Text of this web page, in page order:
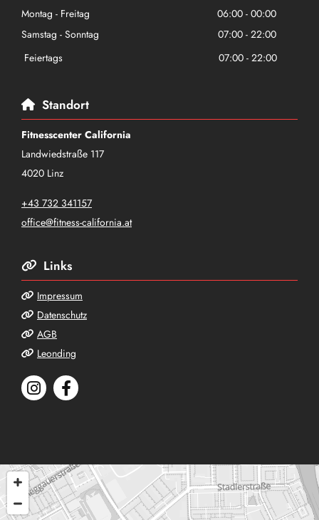
Montag - Freitag
06:00 - 00:00
Samstag - Sonntag
07:00 - 22:00
Feiertags
07:00 - 22:00
 Standort
Fitnesscenter California
Landwiedstraße 117
4020 Linz
+43 732 341157
office@fitness-california.at
 Links
 Impressum
 Datenschutz
 AGB
 Leonding